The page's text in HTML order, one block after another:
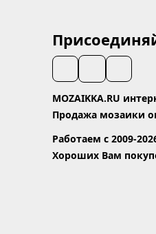
MOZAIKKA.RU
Продажа мозаики
Работаем с 2009-
Хороших Вам